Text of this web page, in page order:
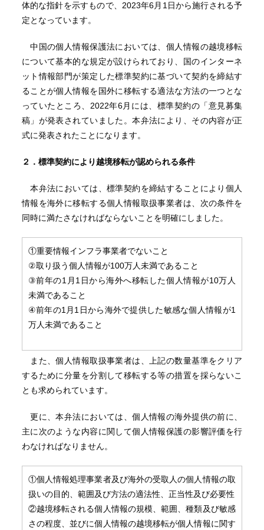
体的な指針を示すもので、2023年6月1日から施行される予
定となっています。
中国の個人情報保護法においては、個人情報の越境移転
について基本的な規定が設けられており、国のインターネ
ット情報部門が策定した標準契約に基づいて契約を締結す
ることが個人情報を国外に移転する適法な方法の一つとな
っていたところ、2022年6月には、標準契約の「意見募集
稿」が発表されていました。本弁法により、その内容が正
式に発表されたことになります。
２．標準契約により越境移転が認められる条件
本弁法においては、標準契約を締結することにより個人
情報を海外に移転する個人情報取扱事業者は、次の条件を
同時に満たさなければならないことを明確にしました。
①重要情報インフラ事業者でないこと
②取り扱う個人情報が100万人未満であること
③前年の1月1日から海外へ移転した個人情報が10万人
未満であること
④前年の1月1日から海外で提供した敏感な個人情報が1
万人未満であること
また、個人情報取扱事業者は、上記の数量基準をクリア
するために分量を分割して移転する等の措置を採らないこ
とも求められています。
更に、本弁法においては、個人情報の海外提供の前に、
主に次のような内容に関して個人情報保護の影響評価を行
わなければなりません。
①個人情報処理事業者及び海外の受取人の個人情報の取
扱いの目的、範囲及び方法の適法性、正当性及び必要性
②越境移転される個人情報の規模、範囲、種類及び敏感
さの程度、並びに個人情報の越境移転が個人情報に関す